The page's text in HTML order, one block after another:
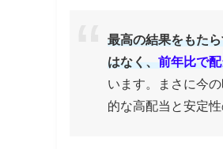
最高の結果をもた
はなく、 前年比で
います。まさに今
的な高配当と安定